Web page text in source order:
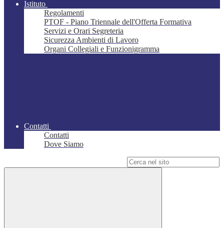
Istituto
Regolamenti
PTOF - Piano Triennale dell'Offerta Formativa
Servizi e Orari Segreteria
Sicurezza Ambienti di Lavoro
Organi Collegiali e Funzionigramma
Contatti
Contatti
Dove Siamo